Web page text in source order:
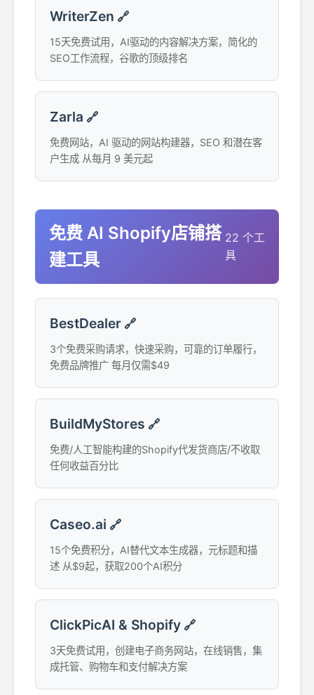
WriterZen 🔗
15天免费试用，AI驱动的内容解决方案，简化的
SEO工作流程，谷歌的顶级排名
Zarla 🔗
免费网站，AI 驱动的网站构建器，SEO 和潜在客
户生成 从每月 9 美元起
免费 AI Shopify店铺搭
建工具
22 个工
具
BestDealer 🔗
3个免费采购请求，快速采购，可靠的订单履行，
免费品牌推广 每月仅需$49
BuildMyStores 🔗
免费/人工智能构建的Shopify代发货商店/不收取
任何收益百分比
Caseo.ai 🔗
15个免费积分，AI替代文本生成器，元标题和描
述 从$9起，获取200个AI积分
ClickPicAI & Shopify 🔗
3天免费试用，创建电子商务网站，在线销售，集
成托管、购物车和支付解决方案